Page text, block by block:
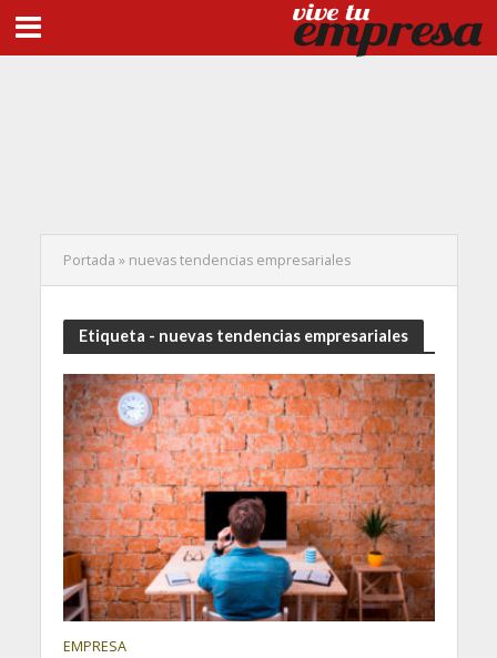
Portada » nuevas tendencias empresariales
Etiqueta - nuevas tendencias empresariales
EMPRESA